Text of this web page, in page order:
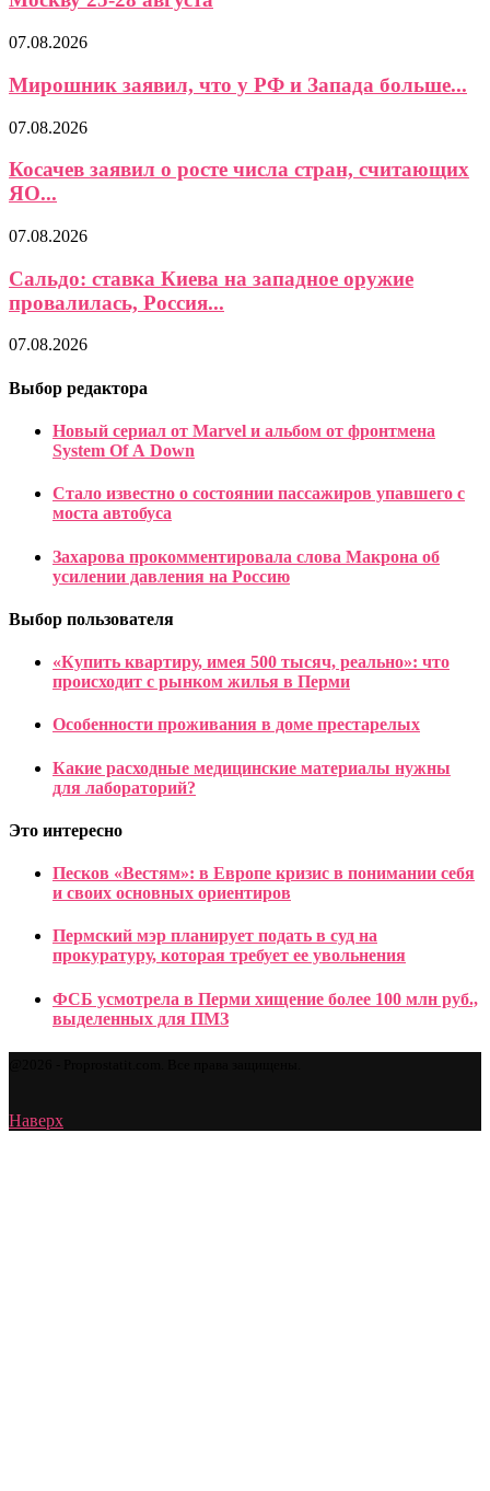
07.08.2026
Мирошник заявил, что у РФ и Запада больше...
07.08.2026
Косачев заявил о росте числа стран, считающих
ЯО...
07.08.2026
Сальдо: ставка Киева на западное оружие
провалилась, Россия...
07.08.2026
Выбор редактора
Новый сериал от Marvel и альбом от фронтмена
System Of A Down
Стало известно о состоянии пассажиров упавшего с
моста автобуса
Захарова прокомментировала слова Макрона об
усилении давления на Россию
Выбор пользователя
«Купить квартиру, имея 500 тысяч, реально»: что
происходит с рынком жилья в Перми
Особенности проживания в доме престарелых
Какие расходные медицинские материалы нужны
для лабораторий?
Это интересно
Песков «Вестям»: в Европе кризис в понимании себя
и своих основных ориентиров
Пермский мэр планирует подать в суд на
прокуратуру, которая требует ее увольнения
ФСБ усмотрела в Перми хищение более 100 млн руб.,
выделенных для ПМЗ
Наверх